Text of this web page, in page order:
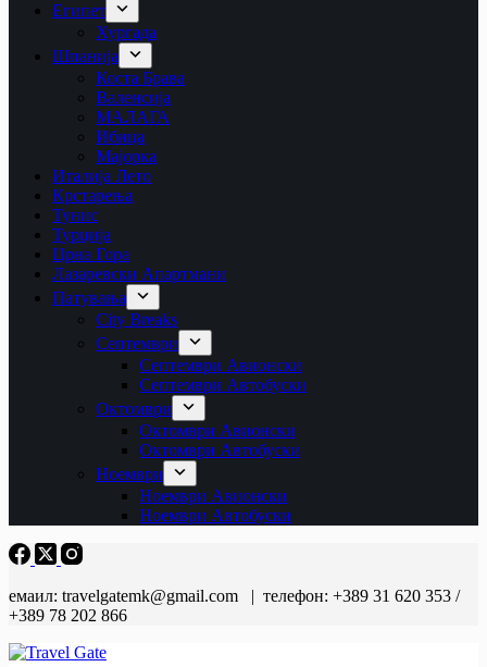
Египет
Хургада
Шпанија
Коста Брава
Валенсија
МАЛАГА
Ибица
Мајорка
Италија Лето
Крстарења
Тунис
Турција
Црна Гора
Лазаревски Апартмани
Патувања
City Breaks
Септември
Септември Авионски
Септември Автобуски
Октомври
Октомври Авионски
Октомври Автобуски
Ноември
Ноември Авионски
Ноември Автобуски
емаил: travelgatemk@gmail.com | телефон: +389 31 620 353 /
+389 78 202 866